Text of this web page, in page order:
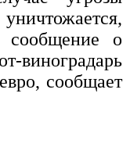
сообщение о
виноградарь
сообщает